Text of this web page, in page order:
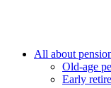
All about
Old-age
Early